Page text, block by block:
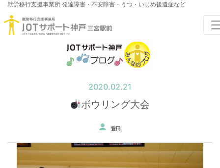
就労移行支援事業所 発達障害・不安障害・うつ・いじめ後遺症など
2020.02.21
ボウリング大会
豊田